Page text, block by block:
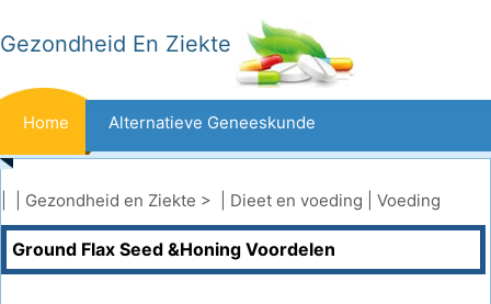
Gezondheid En Ziekte
Home Alternatieve Geneeskunde
Beten En Steken Kanker
Aandoeningen En Behandelingen Mond- En Tandzorg
Gezondheid en Ziekte > | Dieet en voeding Voeding
Ground Flax Seed &Honing Voordelen